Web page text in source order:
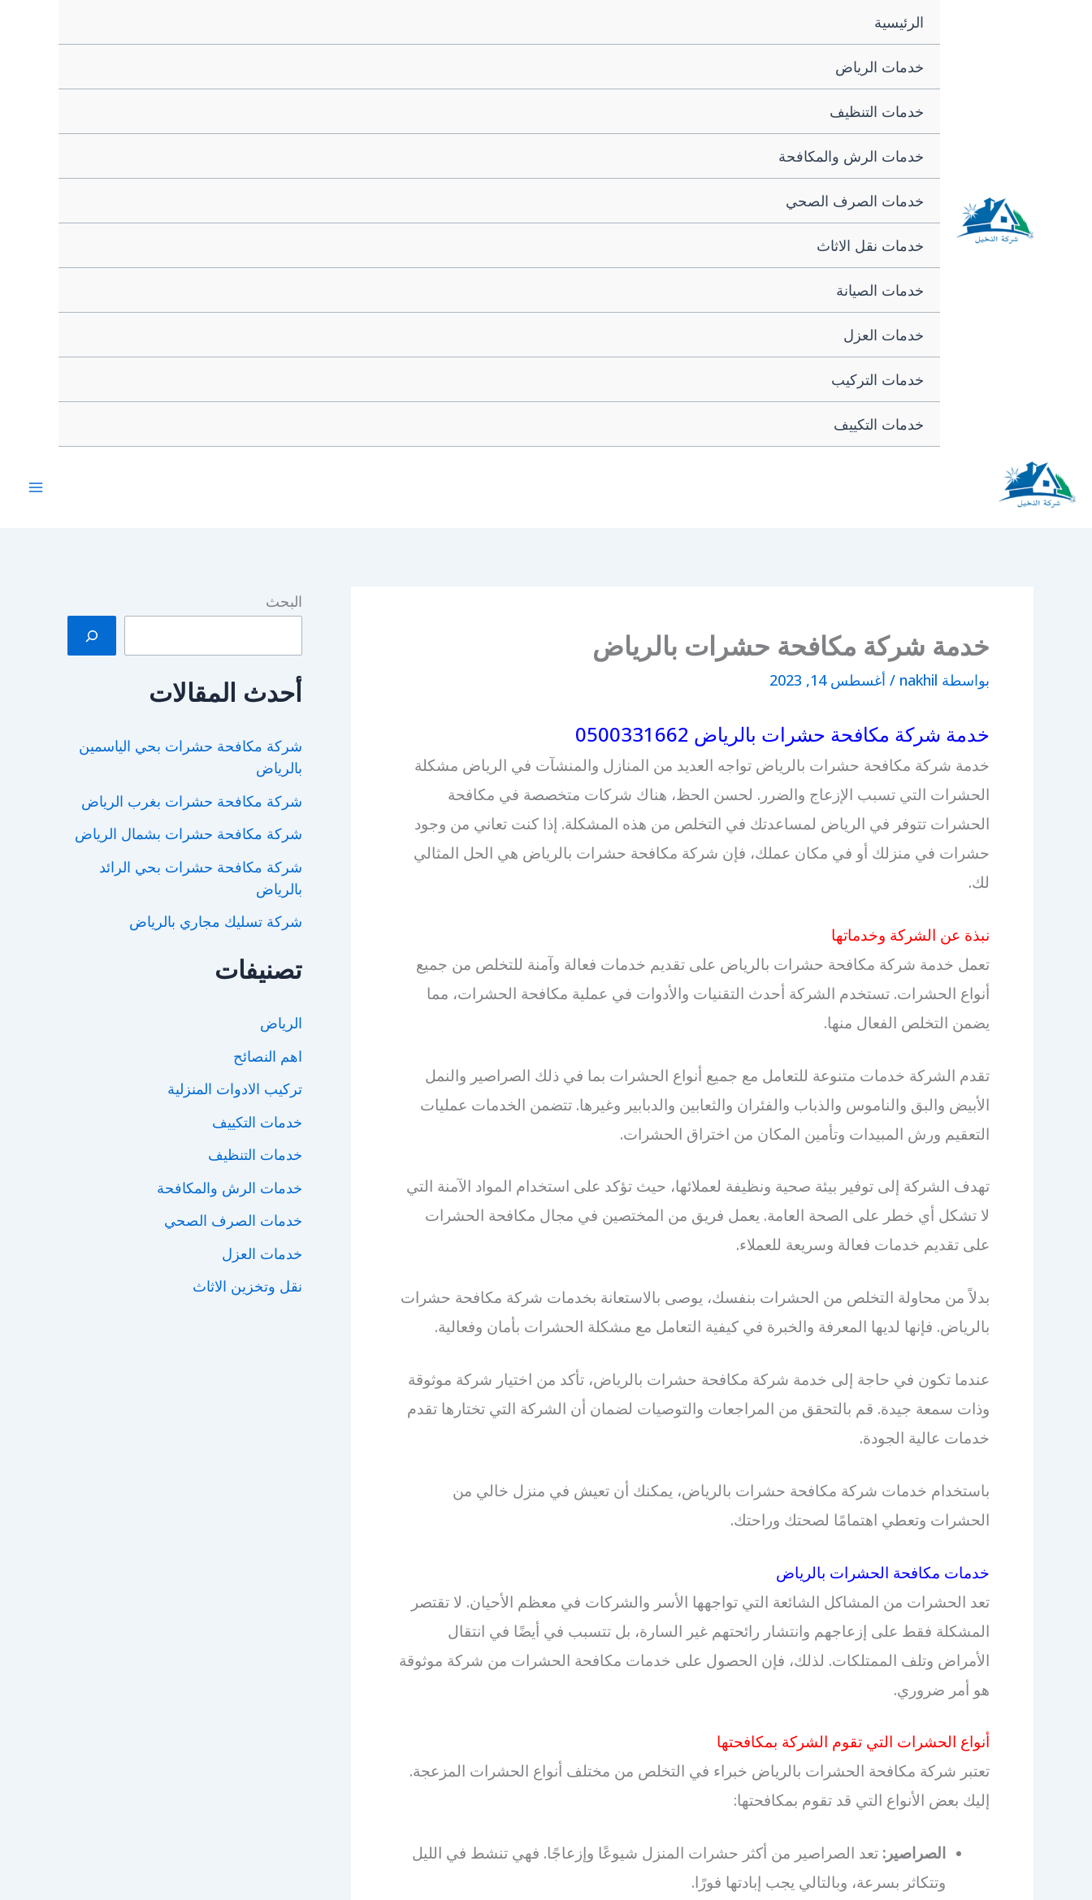
الرئيسية
خدمات الرياض
خدمات التنظيف
خدمات الرش والمكافحة
خدمات الصرف الصحي
خدمات نقل الاثاث
خدمات الصيانة
خدمات العزل
خدمات التركيب
خدمات التكييف
خدمة شركة مكافحة حشرات بالرياض
بواسطة nakhil
/ أغسطس 14, 2023
خدمة شركة مكافحة حشرات بالرياض 0500331662
خدمة شركة مكافحة حشرات بالرياض تواجه العديد من المنازل والمنشآت في الرياض مشكلة
الحشرات التي تسبب الإزعاج والضرر. لحسن الحظ، هناك شركات متخصصة في مكافحة
الحشرات تتوفر في الرياض لمساعدتك في التخلص من هذه المشكلة. إذا كنت تعاني من وجود
حشرات في منزلك أو في مكان عملك، فإن شركة مكافحة حشرات بالرياض هي الحل المثالي
لك.
نبذة عن الشركة وخدماتها
تعمل خدمة شركة مكافحة حشرات بالرياض على تقديم خدمات فعالة وآمنة للتخلص من جميع
أنواع الحشرات. تستخدم الشركة أحدث التقنيات والأدوات في عملية مكافحة الحشرات، مما
يضمن التخلص الفعال منها.
تقدم الشركة خدمات متنوعة للتعامل مع جميع أنواع الحشرات بما في ذلك الصراصير والنمل
الأبيض والبق والناموس والذباب والفئران والثعابين والدبابير وغيرها. تتضمن الخدمات عمليات
التعقيم ورش المبيدات وتأمين المكان من اختراق الحشرات.
تهدف الشركة إلى توفير بيئة صحية ونظيفة لعملائها، حيث تؤكد على استخدام المواد الآمنة التي
لا تشكل أي خطر على الصحة العامة. يعمل فريق من المختصين في مجال مكافحة الحشرات
على تقديم خدمات فعالة وسريعة للعملاء.
بدلاً من محاولة التخلص من الحشرات بنفسك، يوصى بالاستعانة بخدمات شركة مكافحة حشرات
بالرياض. فإنها لديها المعرفة والخبرة في كيفية التعامل مع مشكلة الحشرات بأمان وفعالية.
عندما تكون في حاجة إلى خدمة شركة مكافحة حشرات بالرياض، تأكد من اختيار شركة موثوقة
وذات سمعة جيدة. قم بالتحقق من المراجعات والتوصيات لضمان أن الشركة التي تختارها تقدم
خدمات عالية الجودة.
باستخدام خدمات شركة مكافحة حشرات بالرياض، يمكنك أن تعيش في منزل خالي من
الحشرات وتعطي اهتمامًا لصحتك وراحتك.
خدمات مكافحة الحشرات بالرياض
تعد الحشرات من المشاكل الشائعة التي تواجهها الأسر والشركات في معظم الأحيان. لا تقتصر
المشكلة فقط على إزعاجهم وانتشار رائحتهم غير السارة، بل تتسبب في أيضًا في انتقال
الأمراض وتلف الممتلكات. لذلك، فإن الحصول على خدمات مكافحة الحشرات من شركة موثوقة
هو أمر ضروري.
أنواع الحشرات التي تقوم الشركة بمكافحتها
تعتبر شركة مكافحة الحشرات بالرياض خبراء في التخلص من مختلف أنواع الحشرات المزعجة.
إليك بعض الأنواع التي قد تقوم بمكافحتها:
الصراصير: تعد الصراصير من أكثر حشرات المنزل شيوعًا وإزعاجًا. فهي تنشط في الليل
وتتكاثر بسرعة، وبالتالي يجب إبادتها فورًا.
البحث
أحدث المقالات
شركة مكافحة حشرات بحي الياسمين
بالرياض
شركة مكافحة حشرات بغرب الرياض
شركة مكافحة حشرات بشمال الرياض
شركة مكافحة حشرات بحي الرائد
بالرياض
شركة تسليك مجاري بالرياض
تصنيفات
الرياض
اهم النصائح
تركيب الادوات المنزلية
خدمات التكييف
خدمات التنظيف
خدمات الرش والمكافحة
خدمات الصرف الصحي
خدمات العزل
نقل وتخزين الاثاث